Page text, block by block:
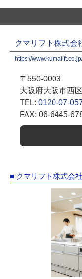
クマリフト株式会
https://
〒550-0003
大阪府大阪市西
TEL: 0120-07-
FAX: 06-6445-
■ クマリフト株式会